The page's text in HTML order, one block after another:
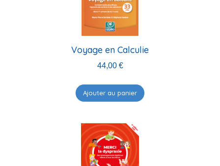
Voyage en Calculie
44,00 €
Ajouter au panier